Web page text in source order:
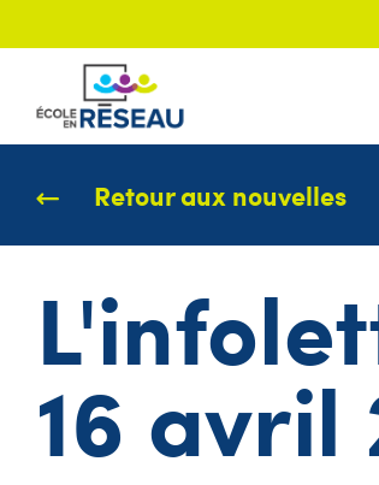
Retour aux nouvelles
16 avril